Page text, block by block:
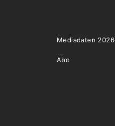
Mediadaten 2026
Abo